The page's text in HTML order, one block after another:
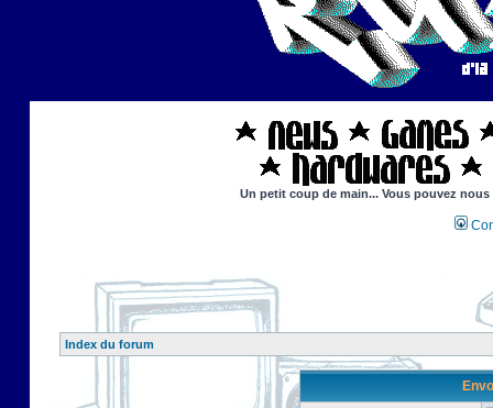
Un petit coup de main... Vous pouvez
Index du forum